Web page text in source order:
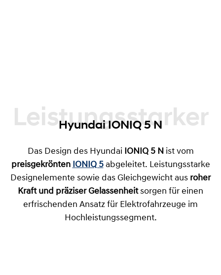
Leistungsstarker
Hyundai IONIQ 5 N
Das Design des Hyundai IONIQ 5 Nist vom
preisgekrönten IONIQ 5abgeleitet. Leistungsstarke
Designelemente sowie das Gleichgewicht aus roher
Kraft und präziser Gelassenheitsorgen für einen
erfrischenden Ansatz für Elektrofahrzeuge im
Hochleistungssegment.